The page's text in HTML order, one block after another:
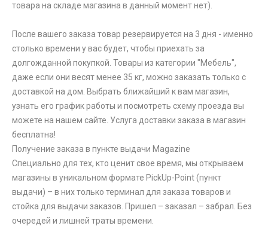
товара на складе магазина в данный момент нет).
После вашего заказа товар резервируется на 3 дня - именно
столько времени у вас будет, чтобы приехать за
долгожданной покупкой. Товары из категории "Мебель",
даже если они весят менее 35 кг, можно заказать только с
доставкой на дом. Выбрать ближайший к вам магазин,
узнать его график работы и посмотреть схему проезда вы
можете на нашем сайте. Услуга доставки заказа в магазин
бесплатна!
Получение заказа в пункте выдачи Magazine
Специально для тех, кто ценит свое время, мы открываем
магазины в уникальном формате PickUp-Point (пункт
выдачи) – в них только терминал для заказа товаров и
стойка для выдачи заказов. Пришел – заказал – забрал. Без
очередей и лишней траты времени.